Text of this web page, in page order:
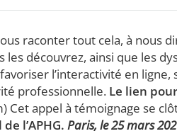
raconter tout cela, à nous
les découvrez, ainsi que les
l’interactivité en
professionnelle. Le lien
Cet appel à témoignage se
l’APHG. Paris, le 25 mars